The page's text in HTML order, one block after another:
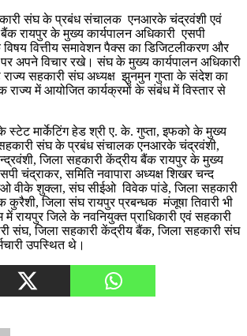
संघ के प्रबंध संचालक एनआरके चंद्रवंशी एवं
रायपुर के मुख्य कार्यपालन अधिकारी एसपी
वित्तीय समावेशन पैक्स का डिजिटलीकरण और
अपने विचार रखे। संघ के मुख्य कार्यपालन अधिकारी
राज्य सहकारी संघ अध्यक्ष झुनमुन गुप्ता के संदेश का
राज्य में आयोजित कार्यक्रमों के संबंध में विस्तार से
मार्केटिंग हेड श्री ए. के. गुप्ता, इफको के मुख्य
सहकारी संघ के प्रबंध संचालक एनआरके चंद्रवंशी,
जिला सहकारी केंद्रीय बैंक रायपुर के मुख्य
चंद्राकर, समिति नवापारा अध्यक्ष शिखर चन्द
वीके शुक्ला, संघ सीईओ विवेक पांडे, जिला सहकारी
कुरैशी, जिला संघ रायपुर प्रबन्धक मंजूषा तिवारी भी
रायपुर जिले के नवनियुक्त प्राधिकारी एवं सहकारी
संघ, जिला सहकारी केंद्रीय बैंक, जिला सहकारी संघ
उपस्थित थे।